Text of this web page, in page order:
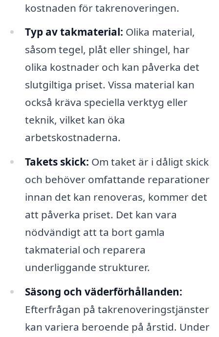
kostnaden för takrenoveringen.
Typ av takmaterial: Olika material,
såsom tegel, plåt eller shingel, har
olika kostnader och kan påverka det
slutgiltiga priset. Vissa material kan
också kräva speciella verktyg eller
teknik, vilket kan öka
arbetskostnaderna.
Takets skick: Om taket är i dåligt skick
och behöver omfattande reparationer
innan det kan renoveras, kommer det
att påverka priset. Det kan vara
nödvändigt att ta bort gamla
takmaterial och reparera
underliggande strukturer.
Säsong och väderförhållanden:
Efterfrågan på takrenoveringstjänster
kan variera beroende på årstid. Under